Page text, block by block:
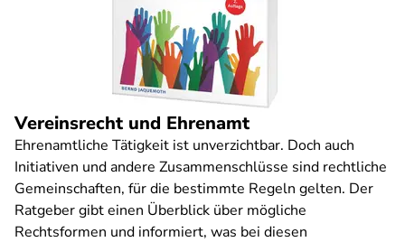
Vereinsrecht und Ehrenamt
Ehrenamtliche Tätigkeit ist unverzichtbar. Doch auch
Initiativen und andere Zusammenschlüsse sind rechtliche
Gemeinschaften, für die bestimmte Regeln gelten. Der
Ratgeber gibt einen Überblick über mögliche
Rechtsformen und informiert, was bei diesen